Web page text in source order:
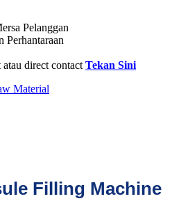
Pelanggan
Perhantaraan
direct contact Tekan Sini
Material
Filling Machine